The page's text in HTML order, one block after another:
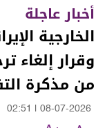
أخبار عاجلة
الخارجية
وقرار إلغاء
من مذكرة
08-07-2026
02:51